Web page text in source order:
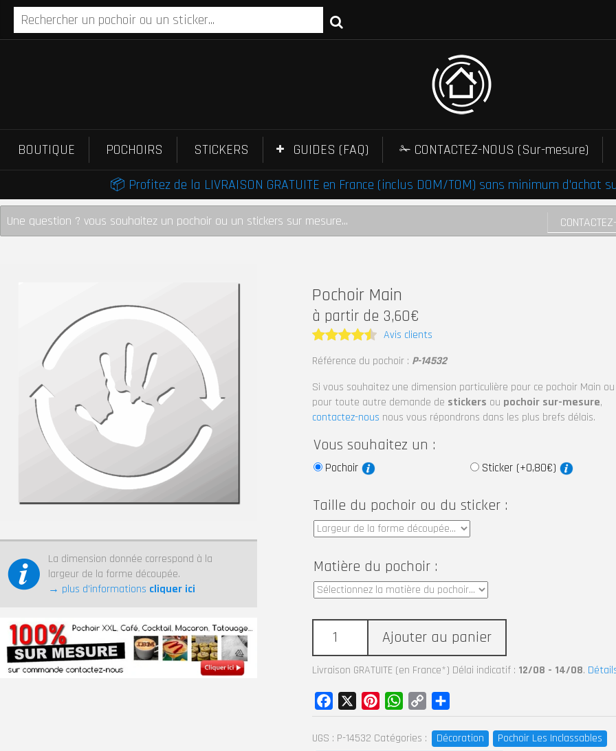
BOUTIQUE POCHOIRS STICKERS GUIDES (FAQ)
✁ CONTACTEZ-NOUS (Sur-mesure)
📦 Profitez de la LIVRAISON GRATUITE en France (inclus DOM/TOM) sans minimum d'achat
Une question ? vous souhaitez un pochoir ou un stickers sur mesure...
La dimension donnée correspond à la
largeur de la forme découpée.
→ plus d’informations cliquer ici
Pochoir Main
à partir de 3,60€
Note 4.5
Avis clients
Référence du pochoir : P-14532
Si vous souhaitez une dimension particulière pour ce pochoir Main ou
pour toute autre demande de stickers ou pochoir sur-mesure,
contactez-nous nous vous répondrons dans les plus brefs délais.
Vous souhaitez un :
Pochoir Sticker (+0,80€)
Taille du pochoir ou du sticker :
Matière du pochoir :
Ajouter au panier
Livraison GRATUITE (en France*) Délai indicatif : 12/08 - 14/08.
UGS : P-14532 Catégories : Décoration
Pochoir Les Inclassables
Facebook PinterestWhatsApp
Copy
Link